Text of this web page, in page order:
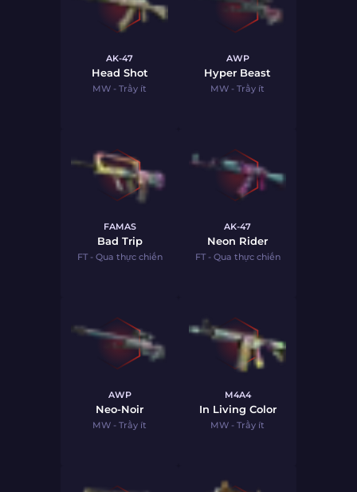
AK-47
Head Shot
MW - Trầy ít
AWP
Hyper Beast
MW - Trầy ít
FAMAS
Bad Trip
FT - Qua thực chiến
AK-47
Neon Rider
FT - Qua thực chiến
AWP
Neo-Noir
MW - Trầy ít
M4A4
In Living Color
MW - Trầy ít